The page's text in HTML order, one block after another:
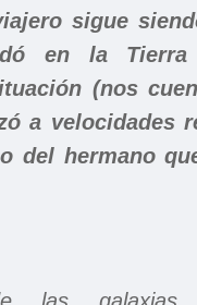
sigue
en la
(nos
a velocidades
del hermano